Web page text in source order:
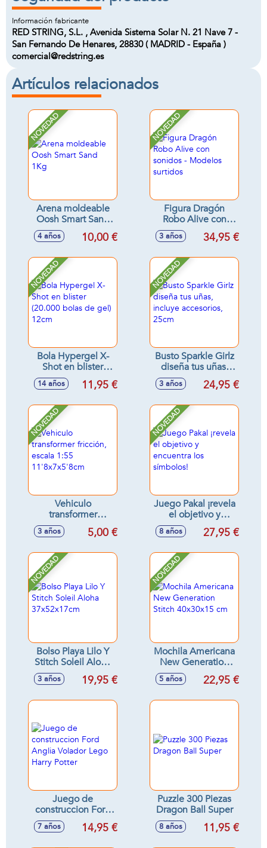
Información fabricante
RED STRING, S.L. , Avenida Sistema Solar N. 21 Nave 7 -
San Fernando De Henares, 28830 ( MADRID - España )
comercial@redstring.es
Artículos relacionados
NOVEDAD
Arena moldeable
Oosh Smart Sand
1Kg
4 años 10,00 €
NOVEDAD
Figura Dragón
Robo Alive con
sonidos - Modelos
surtidos
3 años 34,95 €
NOVEDAD
Bola Hypergel X-
Shot en blister
(20.000 bolas de
gel) 12cm
14 años 11,95 €
NOVEDAD
Busto Sparkle Girlz
diseña tus uñas,
incluye accesorios,
25cm
3 años 24,95 €
NOVEDAD
Vehiculo
transformer
fricción, escala 1:55
11'8x7x5'8cm
3 años 5,00 €
NOVEDAD
Juego Pakal ¡revela
el objetivo y
encuentra los
símbolos!
8 años 27,95 €
NOVEDAD
Bolso Playa Lilo Y
Stitch Soleil Aloha
37x52x17cm
3 años 19,95 €
NOVEDAD
Mochila Americana
New Generation
Stitch 40x30x15 cm
5 años 22,95 €
Juego de
construccion Ford
Anglia Volador
Lego Harry Potter
7 años 14,95 €
Puzzle 300 Piezas
Dragon Ball Super
8 años 11,95 €